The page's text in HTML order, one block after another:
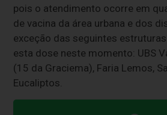
pois o atendimento ocorre em
de vacina da área urbana e dos
exceção das seguintes
esta dose neste momento: UBS
(15 da Graciema), Faria Lemos,
Eucaliptos.